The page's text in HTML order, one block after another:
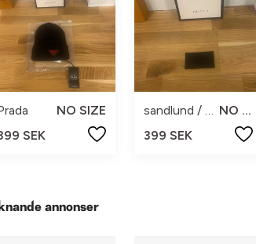
NO SIZE
SEK
sandlund / Hossain
NO SIZE
399 SEK
annonser